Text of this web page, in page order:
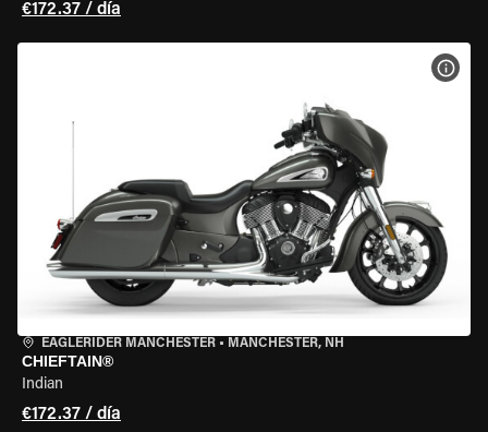
€172.37 / día
EAGLERIDER MANCHESTER • MANCHESTER, NH
CHIEFTAIN®
Indian
€172.37 / día
VER